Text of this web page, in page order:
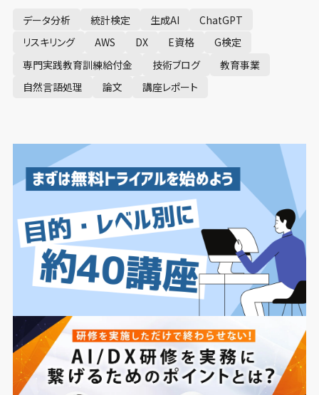
データ分析 統計検定 生成AI
ChatGPT
リスキリング
AWS DX E資格
G検定
専門実践教育訓練給付金
技術ブログ
教育事業
自然言語処理
論文 講座レポート